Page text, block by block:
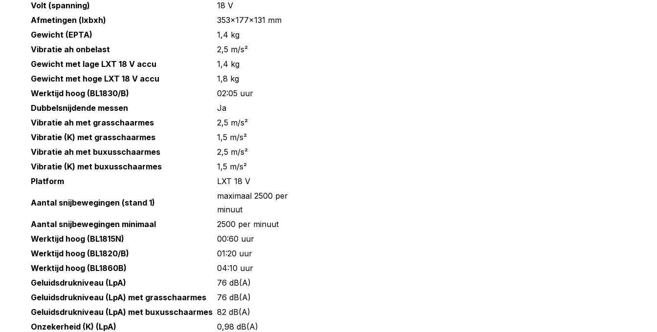
Volt (spanning)
18 V
Afmetingen (lxbxh)
353x177x131 mm
Gewicht (EPTA)
1,4 kg
Vibratie ah onbelast
2,5 m/s²
Gewicht met lage LXT 18 V accu
1,4 kg
Gewicht met hoge LXT 18 V accu
1,8 kg
Werktijd hoog (BL1830/B)
02:05 uur
Dubbelsnijdende messen
Ja
Vibratie ah met grasschaarmes
2,5 m/s²
Vibratie (K) met grasschaarmes
1,5 m/s²
Vibratie ah met buxusschaarmes
2,5 m/s²
Vibratie (K) met buxusschaarmes
1,5 m/s²
Platform
LXT 18 V
Aantal snijbewegingen (stand 1)
maximaal 2500 per
minuut
Aantal snijbewegingen minimaal
2500 per minuut
Werktijd hoog (BL1815N)
00:60 uur
Werktijd hoog (BL1820/B)
01:20 uur
Werktijd hoog (BL1860B)
04:10 uur
Geluidsdrukniveau (LpA)
76 dB(A)
Geluidsdrukniveau (LpA) met grasschaarmes
76 dB(A)
Geluidsdrukniveau (LpA) met buxusschaarmes 82 dB(A)
Onzekerheid (K) (LpA)
0,98 dB(A)